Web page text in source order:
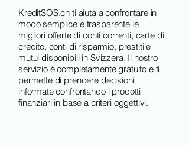
KreditSOS.ch ti aiuta a confrontare in
modo semplice e trasparente le
migliori offerte di conti correnti, carte di
credito, conti di risparmio, prestiti e
mutui disponibili in Svizzera. Il nostro
servizio è completamente gratuito e ti
permette di prendere decisioni
informate confrontando i prodotti
finanziari in base a criteri oggettivi.